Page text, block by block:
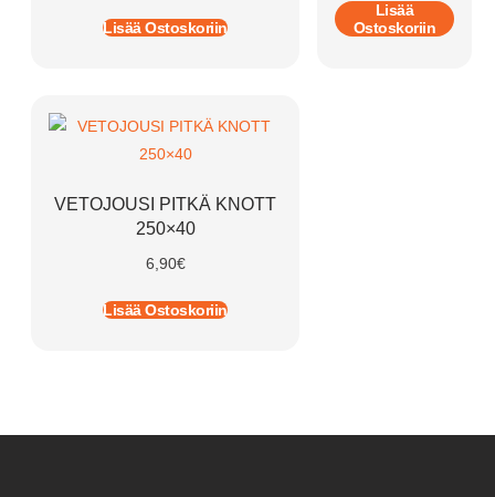
Lisää Ostoskoriin
Lisää
Ostoskoriin
VETOJOUSI PITKÄ KNOTT
250×40
6,90€
Lisää Ostoskoriin